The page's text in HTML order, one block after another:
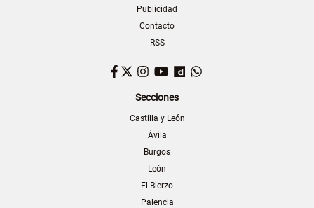
Publicidad
Contacto
RSS
Facebook
TwitterInstagram
YouTubeDailymotion
Secciones
Castilla y León
Ávila
Burgos
León
El Bierzo
Palencia